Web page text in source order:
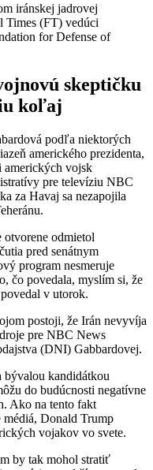
iránskej jadrovej
Times (FT) vedúci
for Defense of
skeptičku
koľaj
podľa niektorých
amerického prezidenta,
amerických vojsk
pre televíziu NBC
za Havaj sa nezapojila
otvorene odmietol
pred senátnym
program nesmeruje
čo povedala, myslím si, že
v utorok.
postoji, že Irán nevyvíja
pre NBC News
(DNI) Gabbardovej.
bývalou kandidátkou
do budúcnosti negatívne
Ako na tento fakt
médiá, Donald Trump
vojakov vo svete.
by tak mohol stratiť